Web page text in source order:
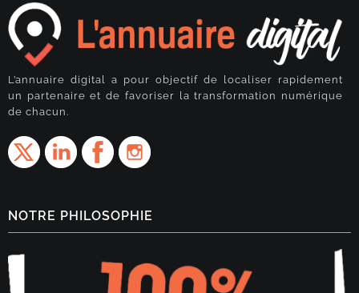
L’annuaire digital a pour objectif de localiser rapidement
un partenaire et de favoriser la transformation numérique
de chacun.
NOTRE PHILOSOPHIE